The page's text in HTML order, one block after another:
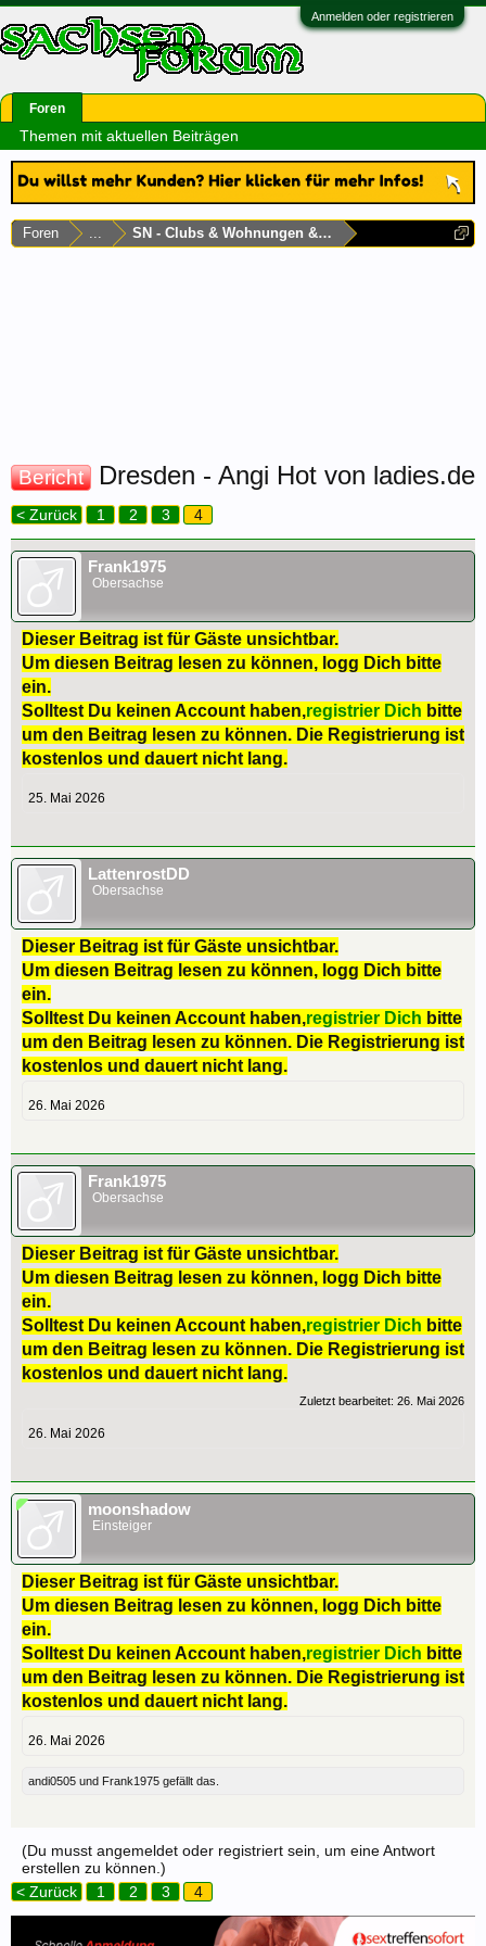
Anmelden oder registrieren
Foren ... SN - Clubs & Wohnungen & Laufhäuser
Bericht Dresden - Angi Hot von ladies.de
< Zurück 1 2 3 4
Frank1975
Obersachse
Dieser Beitrag ist für Gäste unsichtbar.
Um diesen Beitrag lesen zu können, logg Dich bitte
ein.
Solltest Du keinen Account haben,registrier Dich bitte
um den Beitrag lesen zu können. Die Registrierung ist
kostenlos und dauert nicht lang.
25. Mai 2026
LattenrostDD
Obersachse
Dieser Beitrag ist für Gäste unsichtbar.
Um diesen Beitrag lesen zu können, logg Dich bitte
ein.
Solltest Du keinen Account haben,registrier Dich bitte
um den Beitrag lesen zu können. Die Registrierung ist
kostenlos und dauert nicht lang.
26. Mai 2026
Frank1975
Obersachse
Dieser Beitrag ist für Gäste unsichtbar.
Um diesen Beitrag lesen zu können, logg Dich bitte
ein.
Solltest Du keinen Account haben,registrier Dich bitte
um den Beitrag lesen zu können. Die Registrierung ist
kostenlos und dauert nicht lang.
Zuletzt bearbeitet: 26. Mai 2026
26. Mai 2026
moonshadow
Einsteiger
Dieser Beitrag ist für Gäste unsichtbar.
Um diesen Beitrag lesen zu können, logg Dich bitte
ein.
Solltest Du keinen Account haben,registrier Dich bitte
um den Beitrag lesen zu können. Die Registrierung ist
kostenlos und dauert nicht lang.
26. Mai 2026
andi0505 und Frank1975 gefällt das.
(Du musst angemeldet oder registriert sein, um eine Antwort
erstellen zu können.)
< Zurück
1 2 3 4
Foren
Themen mit aktuellen Beiträgen